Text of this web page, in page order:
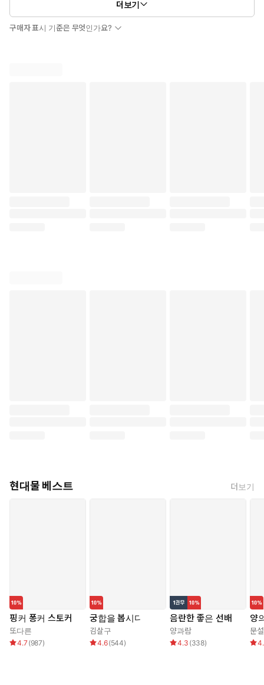
더보기
구매자 표시 기준은 무엇인가요?
현대물 베스트 더보기
핑커 퐁커 스토커
또다른
4.7 (987)
궁합을 봅시다
김살구
4.6(544)
음란한 좋은 선배
양과람
4.3 (338)
양
문